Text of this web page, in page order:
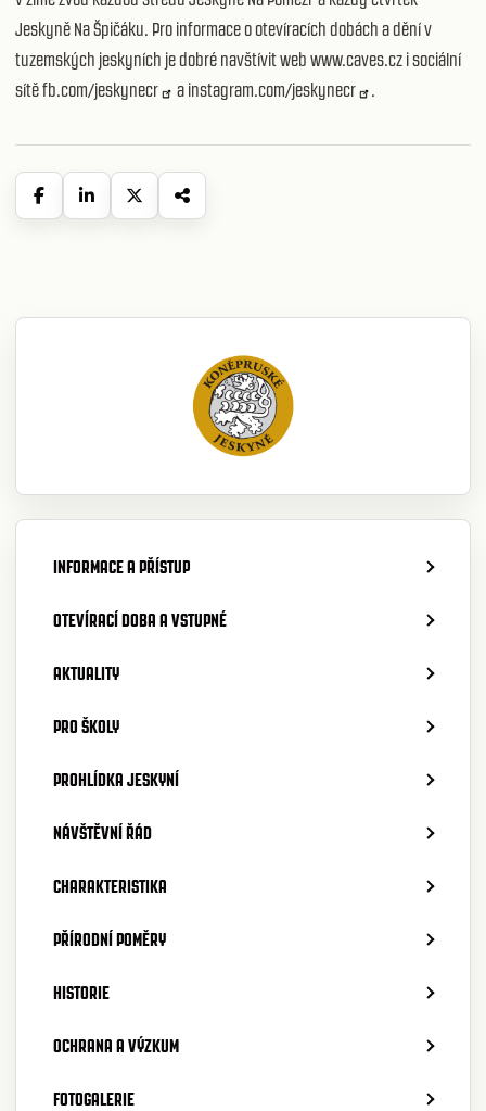
Jeskyně Na Špičáku. Pro informace o otevíracích dobách a dění v
tuzemských jeskyních je dobré navštívit web www.caves.cz i sociální
sítěfb.com/jeskynecr a instagram.com/jeskynecr .
INFORMACE A PŘÍSTUP
OTEVÍRACÍ DOBA A VSTUPNÉ
AKTUALITY
PRO ŠKOLY
PROHLÍDKA JESKYNÍ
NÁVŠTĚVNÍ ŘÁD
CHARAKTERISTIKA
PŘÍRODNÍ POMĚRY
HISTORIE
OCHRANA A VÝZKUM
FOTOGALERIE